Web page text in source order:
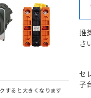
すると大きくなります
推
さ
セ
子